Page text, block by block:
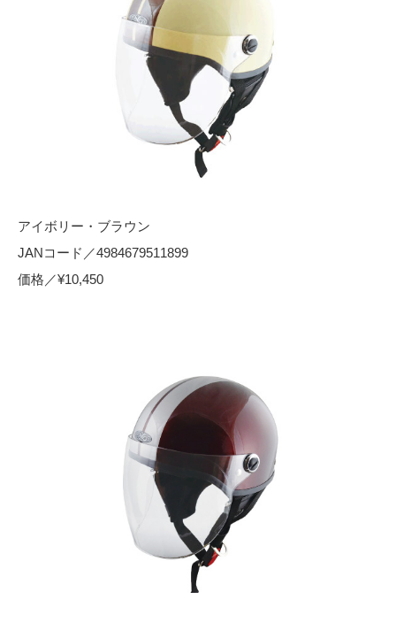
アイボリー・ブラウン
JANコード／4984679511899
価格／¥10,450